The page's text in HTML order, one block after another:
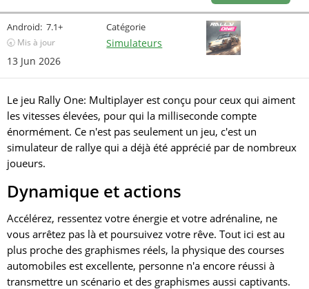
Android: 7.1+
🕣 Mis à jour
13 Jun 2026
Catégorie
Simulateurs
Le jeu Rally One: Multiplayer est conçu pour ceux qui aiment
les vitesses élevées, pour qui la milliseconde compte
énormément. Ce n'est pas seulement un jeu, c'est un
simulateur de rallye qui a déjà été apprécié par de nombreux
joueurs.
Dynamique et actions
Accélérez, ressentez votre énergie et votre adrénaline, ne
vous arrêtez pas là et poursuivez votre rêve. Tout ici est au
plus proche des graphismes réels, la physique des courses
automobiles est excellente, personne n'a encore réussi à
transmettre un scénario et des graphismes aussi captivants.